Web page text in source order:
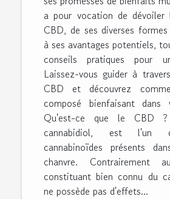
a pour vocation de dévoiler
CBD, de ses diverses
à ses avantages potentiels,
conseils pratiques pour
Laissez-vous guider à
CBD et découvrez
composé bienfaisant dans
Qu'est-ce que le CBD
cannabidiol, est l'un
cannabinoïdes présents
chanvre. Contrairement
constituant bien connu du
ne possède pas d'effets...